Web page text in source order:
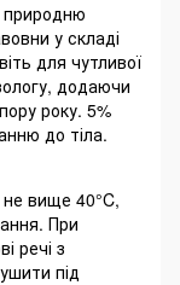
природню
у складі
для чутливої
додаючи
року. 5%
до тіла.
вище 40°C,
При
речі з
під